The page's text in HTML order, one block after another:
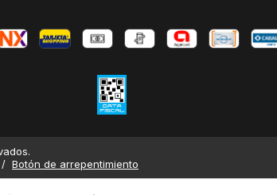
/ Botón de arrepentimiento